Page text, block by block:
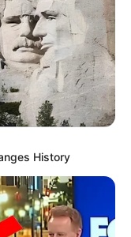
History